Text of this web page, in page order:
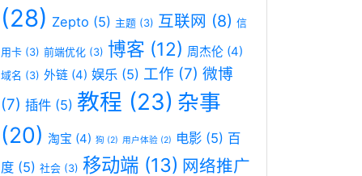
(28) Zepto (5) 主题 (3) 互联网 (8) 信
用卡 (3) 前端优化 (3) 博客 (12) 周杰伦 (4)
域名 (3) 外链 (4) 娱乐 (5) 工作 (7) 微博
(7) 插件 (5) 教程 (23) 杂事
(20) 淘宝 (4) 狗 (2) 用户体验 (2) 电影 (5) 百
度 (5) 社会 (3) 移动端 (13) 网络推广